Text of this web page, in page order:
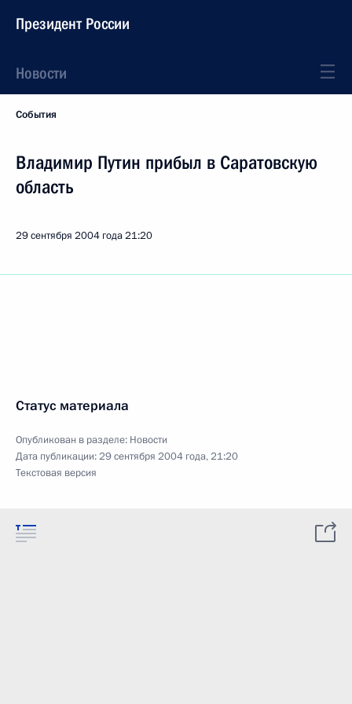
Президент России
Новости
События
Владимир Путин прибыл в Саратовскую
область
29 сентября 2004 года21:20
Статус материала
Опубликован в разделе: Новости
Дата публикации:29 сентября 2004 года, 21:20
Текстовая версия